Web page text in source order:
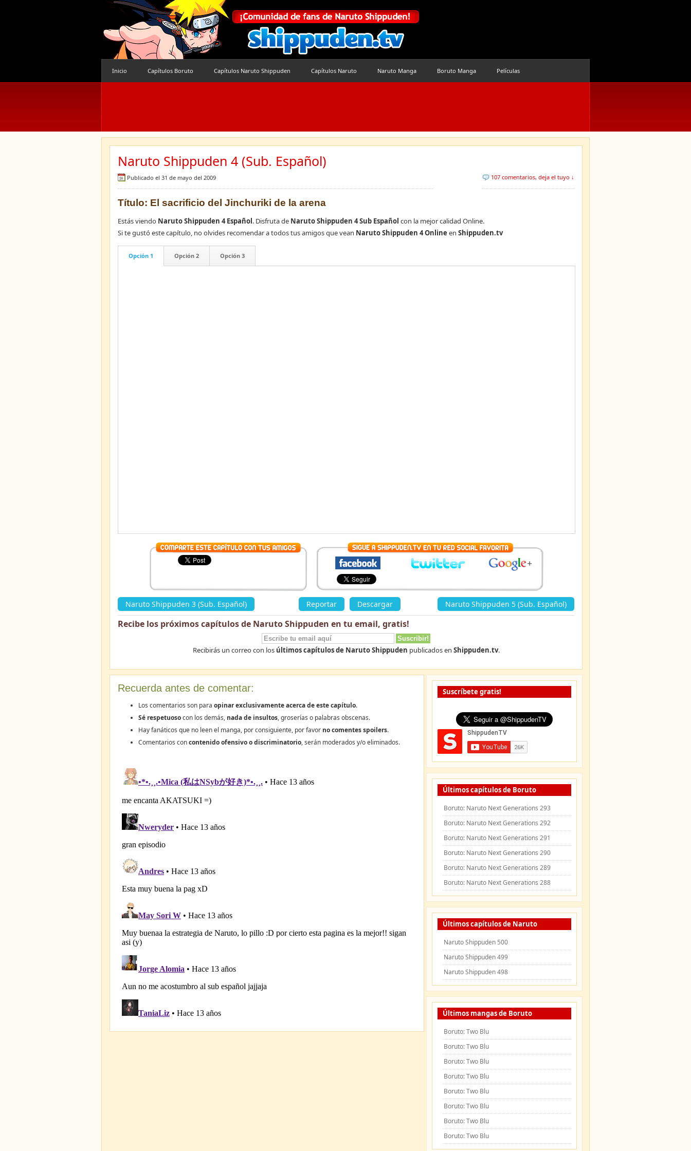
Inicio Capítulos Boruto Capítulos Naruto Shippuden Capítulos Naruto Naruto Manga Boruto Manga Películas
Naruto Shippuden 4 (Sub. Español)
Publicado el 31 de mayo del 2009 107 comentarios, deja el tuyo ↓
Título: El sacrificio del Jinchuriki de la arena
Estás viendo Naruto Shippuden 4 Español. Disfruta de Naruto Shippuden 4 Sub Español con la mejor calidad Online.
Si te gustó este capítulo, no olvides recomendar a todos tus amigos que vean Naruto Shippuden 4 Online en Shippuden.tv
Opción 1 Opción 2 Opción 3
Naruto Shippuden 3 (Sub. Español) Reportar Descargar Naruto Shippuden 5 (Sub. Español)
Recibe los próximos capítulos de Naruto Shippuden en tu email, gratis!
Recibirás un correo con los últimos capítulos de Naruto Shippuden publicados en Shippuden.tv.
Recuerda antes de comentar:
Los comentarios son para opinar exclusivamente acerca de este capítulo.
Sé respetuosocon los demás, nada de insultos, groserías o palabras obscenas.
Hay fanáticos que no leen el manga, por consiguiente, por favor no comentes spoilers.
Comentarios concontenido ofensivo o discriminatorio, serán moderados y/o eliminados.
Suscríbete gratis!
Últimos capítulos de Boruto
Boruto: Naruto Next Generations 293
Boruto: Naruto Next Generations 292
Boruto: Naruto Next Generations 291
Boruto: Naruto Next Generations 290
Boruto: Naruto Next Generations 289
Boruto: Naruto Next Generations 288
Últimos capítulos de Naruto
Naruto Shippuden 500
Naruto Shippuden 499
Naruto Shippuden 498
Últimos mangas de Boruto
Boruto: Two Blu
Boruto: Two Blu
Boruto: Two Blu
Boruto: Two Blu
Boruto: Two Blu
Boruto: Two Blu
Boruto: Two Blu
Boruto: Two Blu